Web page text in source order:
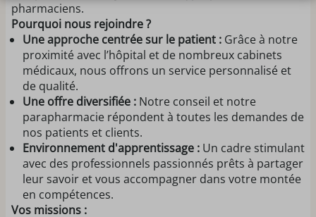
pharmaciens.
Pourquoi nous rejoindre ?
Une approche centrée sur le patient : Grâce à notre
proximité avec l’hôpital et de nombreux cabinets
médicaux, nous offrons un service personnalisé et
de qualité.
Une offre diversifiée : Notre conseil et notre
parapharmacie répondent à toutes les demandes de
nos patients et clients.
Environnement d'apprentissage : Un cadre stimulant
avec des professionnels passionnés prêts à partager
leur savoir et vous accompagner dans votre montée
en compétences.
Vos missions :